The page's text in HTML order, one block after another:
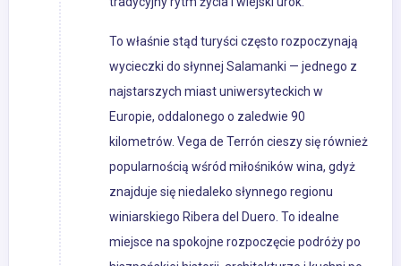
To właśnie stąd turyści często rozpoczynają
wycieczki do słynnej Salamanki — jednego z
najstarszych miast uniwersyteckich w
Europie, oddalonego o zaledwie 90
kilometrów. Vega de Terrón cieszy się również
popularnością wśród miłośników wina, gdyż
znajduje się niedaleko słynnego regionu
winiarskiego Ribera del Duero. To idealne
miejsce na spokojne rozpoczęcie podróży po